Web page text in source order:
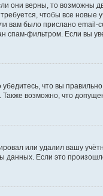
они верны, то возможны
чтобы все
вам было прислано
спам-фильтром. Если вы
что вы
возможно, что
или удалил вашу
Если это